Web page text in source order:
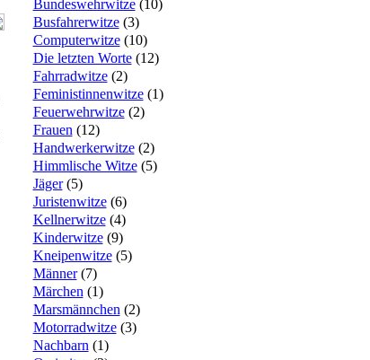
Bundeswehrwitze(10)
Busfahrerwitze(3)
Computerwitze(10)
Die letzten Worte(12)
Fahrradwitze(2)
Feministinnenwitze(1)
Feuerwehrwitze(2)
Frauen (12)
Handwerkerwitze(2)
Himmlische Witze(5)
Jäger(5)
Juristenwitze(6)
Kellnerwitze(4)
Kinderwitze(9)
Kneipenwitze(5)
Männer(7)
Märchen (1)
Marsmännchen (2)
Motorradwitze(3)
Nachbarn (1)